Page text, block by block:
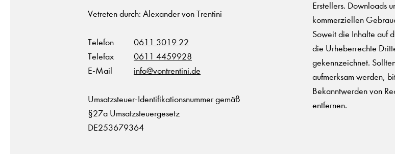
Vetreten durch: Alexander von Trentini
Telefon
0611 3019 22
Telefax
0611 4459928
E-Mail
info@vontrentini.de
Umsatzsteuer-Identifikationsnummer gemäß
§27a Umsatzsteuergesetz
DE253679364
Erstellers. Downloads
kommerziellen
Soweit die Inhalte auf
die Urheberrechte
gekennzeichnet.
aufmerksam werden,
Bekanntwerden von
entfernen.